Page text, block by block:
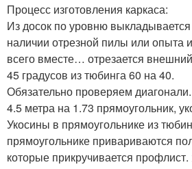
Процесс изготовления каркаса:
Из досок по уровню
наличии отрезной пилы или опыта
всего вместе… отрезается
45 градусов из тюбинга 60 на 40.
Обязательно проверяем диагонали.
4.5 метра на 1.73 прямоугольник,
Укосины в прямоугольнике из
прямоугольнике привариваются
которые прикручивается